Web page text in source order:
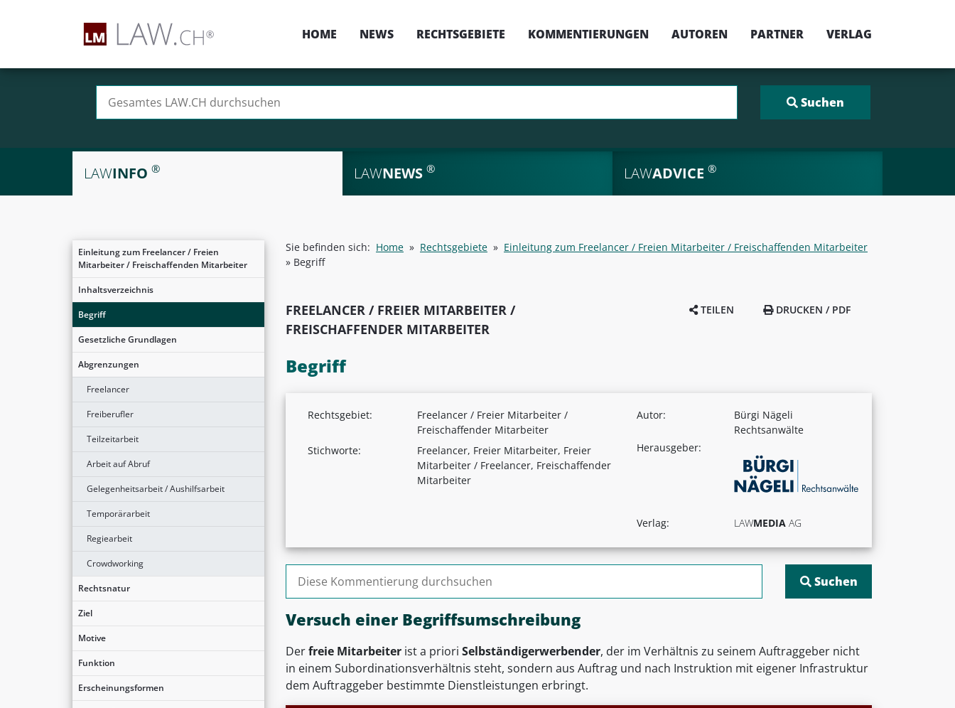
HOME NEWS RECHTSGEBIETE KOMMENTIERUNGEN AUTOREN PARTNER VERLAG
LAWINFO ® LAWNEWS ® LAWADVICE ®
Einleitung zum Freelancer / Freien
Mitarbeiter / Freischaffenden Mitarbeiter
Inhaltsverzeichnis
Begriff
Gesetzliche Grundlagen
Abgrenzungen
Freelancer
Freiberufler
Teilzeitarbeit
Arbeit auf Abruf
Gelegenheitsarbeit / Aushilfsarbeit
Temporärarbeit
Regiearbeit
Crowdworking
Rechtsnatur
Ziel
Motive
Funktion
Erscheinungsformen
Sie befinden sich: Home » Rechtsgebiete » Einleitung zum Freelancer / Freien Mitarbeiter / Freischaffenden Mitarbeiter
» Begriff
FREELANCER / FREIER MITARBEITER /
FREISCHAFFENDER MITARBEITER
TEILEN DRUCKEN / PDF
Begriff
Rechtsgebiet:
Freelancer / Freier Mitarbeiter /
Freischaffender Mitarbeiter
Stichworte:
Freelancer, Freier Mitarbeiter, Freier
Mitarbeiter / Freelancer, Freischaffender
Mitarbeiter
Autor:
Bürgi Nägeli
Rechtsanwälte
Herausgeber:
Verlag: LAWMEDIA AG
Suchen nach:
Versuch einer Begriffsumschreibung
Derfreie Mitarbeiter ist a priori Selbständigerwerbender, der im Verhältnis zu seinem Auftraggeber nicht
in einem Subordinationsverhältnis steht, sondern aus Auftrag und nach Instruktion mit eigener Infrastruktur
dem Auftraggeber bestimmte Dienstleistungen erbringt.